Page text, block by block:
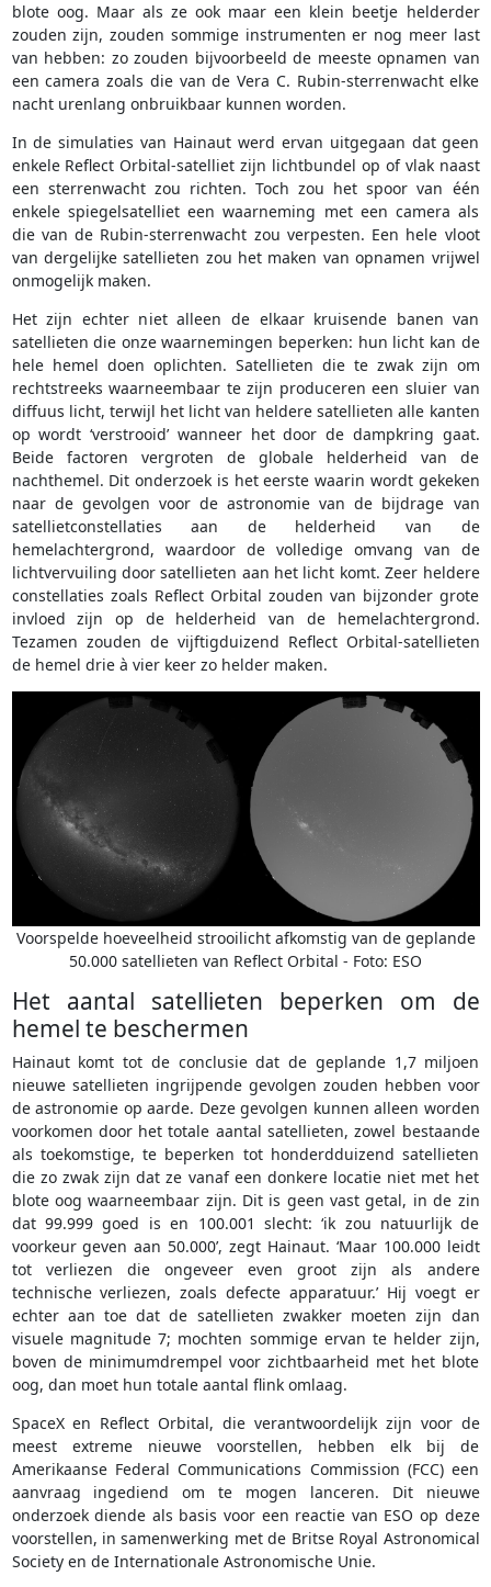
blote oog. Maar als ze ook maar een klein beetje helderder
zouden zijn, zouden sommige instrumenten er nog meer last
van hebben: zo zouden bijvoorbeeld de meeste opnamen van
een camera zoals die van de Vera C. Rubin-sterrenwacht elke
nacht urenlang onbruikbaar kunnen worden.
In de simulaties van Hainaut werd ervan uitgegaan dat geen
enkele Reflect Orbital-satelliet zijn lichtbundel op of vlak naast
een sterrenwacht zou richten. Toch zou het spoor van één
enkele spiegelsatelliet een waarneming met een camera als
die van de Rubin-sterrenwacht zou verpesten. Een hele vloot
van dergelijke satellieten zou het maken van opnamen vrijwel
onmogelijk maken.
Het zijn echter niet alleen de elkaar kruisende banen van
satellieten die onze waarnemingen beperken: hun licht kan de
hele hemel doen oplichten. Satellieten die te zwak zijn om
rechtstreeks waarneembaar te zijn produceren een sluier van
diffuus licht, terwijl het licht van heldere satellieten alle kanten
op wordt ‘verstrooid’ wanneer het door de dampkring gaat.
Beide factoren vergroten de globale helderheid van de
nachthemel. Dit onderzoek is het eerste waarin wordt gekeken
naar de gevolgen voor de astronomie van de bijdrage van
satellietconstellaties aan de helderheid van de
hemelachtergrond, waardoor de volledige omvang van de
lichtvervuiling door satellieten aan het licht komt. Zeer heldere
constellaties zoals Reflect Orbital zouden van bijzonder grote
invloed zijn op de helderheid van de hemelachtergrond.
Tezamen zouden de vijftigduizend Reflect Orbital-satellieten
de hemel drie à vier keer zo helder maken.
Voorspelde hoeveelheid strooilicht afkomstig van de geplande
50.000 satellieten van Reflect Orbital - Foto: ESO
Het aantal satellieten beperken om de
hemel te beschermen
Hainaut komt tot de conclusie dat de geplande 1,7 miljoen
nieuwe satellieten ingrijpende gevolgen zouden hebben voor
de astronomie op aarde. Deze gevolgen kunnen alleen worden
voorkomen door het totale aantal satellieten, zowel bestaande
als toekomstige, te beperken tot honderdduizend satellieten
die zo zwak zijn dat ze vanaf een donkere locatie niet met het
blote oog waarneembaar zijn. Dit is geen vast getal, in de zin
dat 99.999 goed is en 100.001 slecht: ‘ik zou natuurlijk de
voorkeur geven aan 50.000’, zegt Hainaut. ‘Maar 100.000 leidt
tot verliezen die ongeveer even groot zijn als andere
technische verliezen, zoals defecte apparatuur.’ Hij voegt er
echter aan toe dat de satellieten zwakker moeten zijn dan
visuele magnitude 7; mochten sommige ervan te helder zijn,
boven de minimumdrempel voor zichtbaarheid met het blote
oog, dan moet hun totale aantal flink omlaag.
SpaceX en Reflect Orbital, die verantwoordelijk zijn voor de
meest extreme nieuwe voorstellen, hebben elk bij de
Amerikaanse Federal Communications Commission (FCC) een
aanvraag ingediend om te mogen lanceren. Dit nieuwe
onderzoek diende als basis voor een reactie van ESO op deze
voorstellen, in samenwerking met de Britse Royal Astronomical
Society en de Internationale Astronomische Unie.